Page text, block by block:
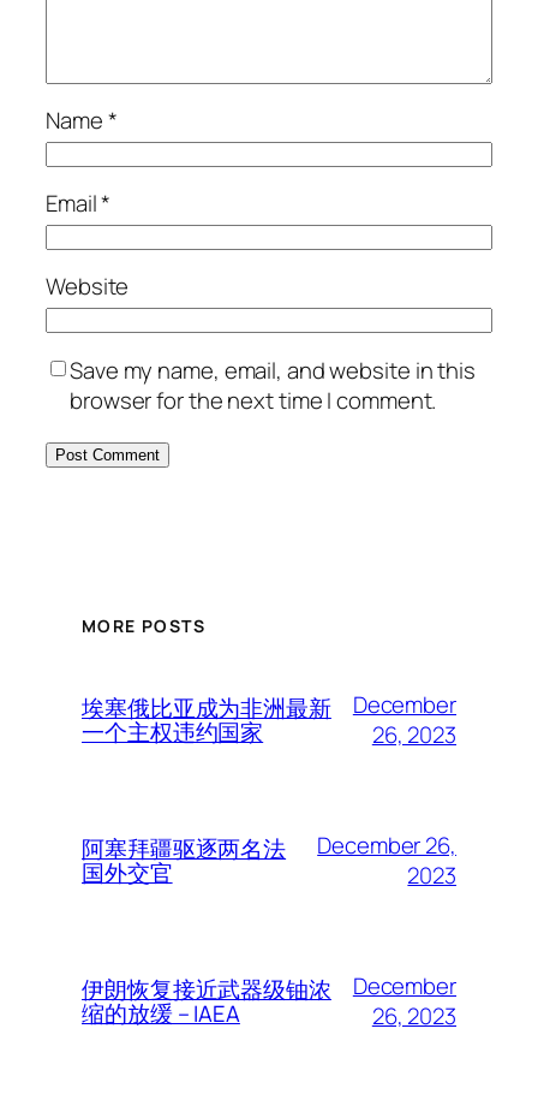
Name*
Email*
Website
Save my name, email, and website in this
browser for the next time I comment.
MORE POSTS
埃塞俄比亚成为非洲最新
一个主权违约国家
December
26, 2023
阿塞拜疆驱逐两名法
国外交官
December 26,
2023
伊朗恢复接近武器级铀浓
缩的放缓 – IAEA
December
26, 2023